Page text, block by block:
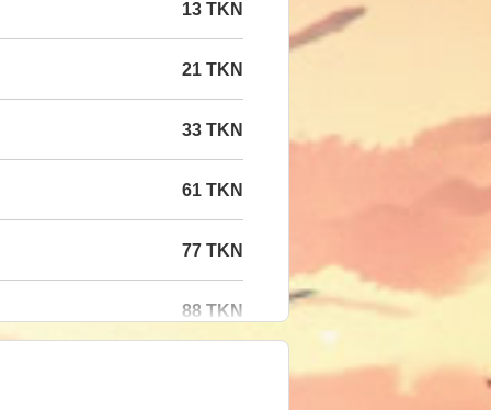
13 TKN
21 TKN
33 TKN
61 TKN
77 TKN
88 TKN